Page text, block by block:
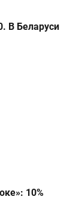
В Беларуси
10%